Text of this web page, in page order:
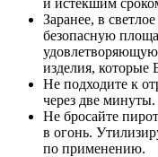
Заранее, в
безопасную
изделия, которые
Не подходите к
через две минуты.
Не бросайте
в огонь.
по применению.